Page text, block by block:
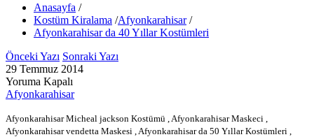
Anasayfa /
Kostüm Kiralama /Afyonkarahisar /
Afyonkarahisar da 40 Yıllar Kostümleri
Önceki Yazı Sonraki Yazı
29 Temmuz 2014
Yoruma Kapalı
Afyonkarahisar
Afyonkarahisar Micheal jackson Kostümü , Afyonkarahisar Maskeci ,
Afyonkarahisar vendetta Maskesi , Afyonkarahisar da 50 Yıllar Kostümleri ,